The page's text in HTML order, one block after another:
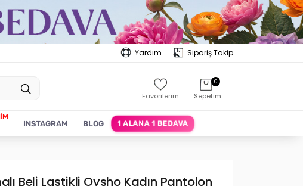
Yardım Sipariş Takip
Sepetim
0
Favorilerim
INSTAGRAM BLOG 1 ALANA 1 BEDAVA
Beli Lastikli Oysho Kadın Pantolon